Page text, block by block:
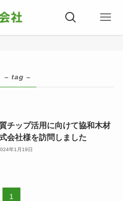
– tag –
チップ活用に向けて協和木材
会社様を訪問しました
年1月19日
1